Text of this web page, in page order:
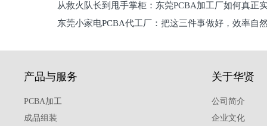
关键从救火队长到甩手掌柜：东莞PCBA加工厂如何真正
东莞小家电PCBA代工厂：把这三件事做好，效率自
产品与服务
PCBA加工
成品组装
关于华贤
公司简介
企业文化